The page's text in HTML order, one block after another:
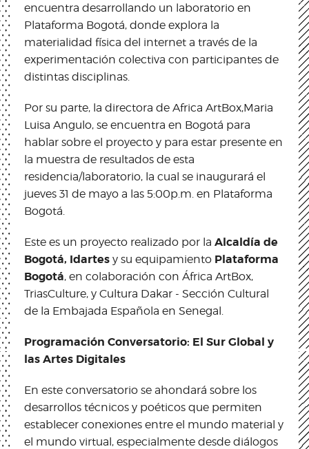
encuentra desarrollando un laboratorio en
Plataforma Bogotá, donde explora la
materialidad física del internet a través de la
experimentación colectiva con participantes de
distintas disciplinas.
Por su parte, la directora de Africa ArtBox,Maria
Luisa Angulo, se encuentra en Bogotá para
hablar sobre el proyecto y para estar presente en
la muestra de resultados de esta
residencia/laboratorio, la cual se inaugurará el
jueves 31 de mayo a las 5:00p.m. en Plataforma
Bogotá.
Este es un proyecto realizado por la Alcaldía de
Bogotá, Idartes y su equipamiento Plataforma
Bogotá, en colaboración con África ArtBox,
TriasCulture, y Cultura Dakar - Sección Cultural
de la Embajada Española en Senegal.
Programación Conversatorio: El Sur Global y
las Artes Digitales
En este conversatorio se ahondará sobre los
desarrollos técnicos y poéticos que permiten
establecer conexiones entre el mundo material y
el mundo virtual, especialmente desde diálogos